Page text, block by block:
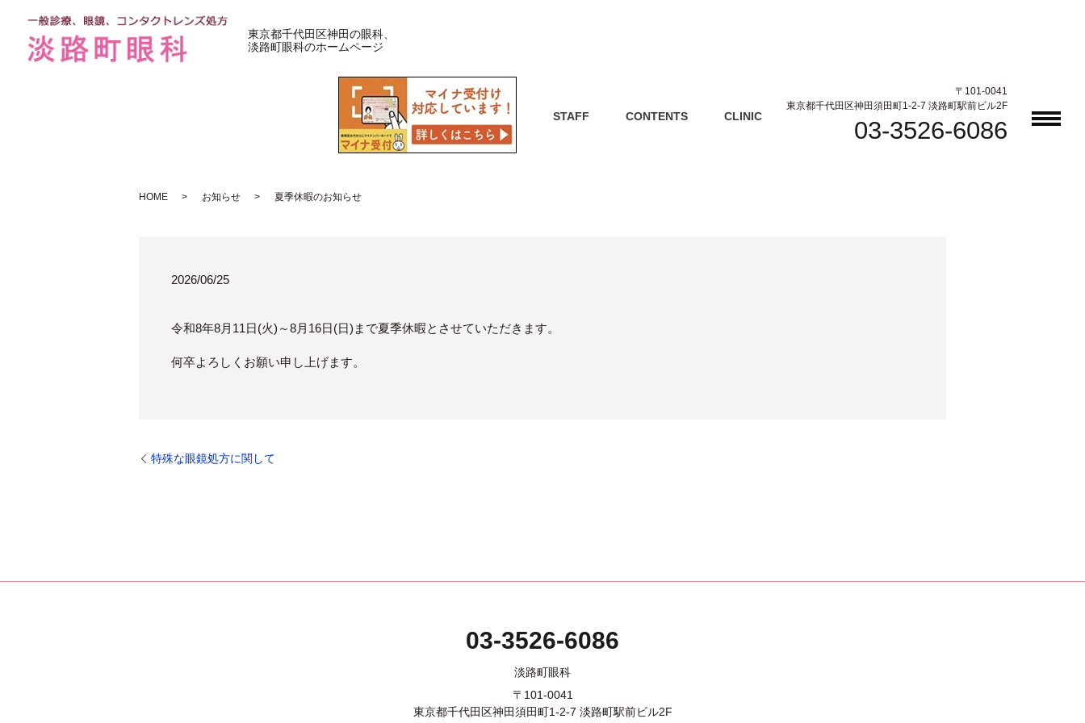
東京都千代田区神田の眼科、
淡路町眼科のホームページ
STAFF CONTENTS CLINIC
〒101-0041
東京都千代田区神田須田町1-2-7 淡路町駅前ビル2F
03-3526-6086
HOME お知らせ 夏季休暇のお知らせ
2026/06/25
令和8年8月11日(火)～8月16日(日)まで夏季休暇とさせていただきます。
何卒よろしくお願い申し上げます。
特殊な眼鏡処方に関して
03-3526-6086
淡路町眼科
〒101-0041
東京都千代田区神田須田町1-2-7 淡路町駅前ビル2F